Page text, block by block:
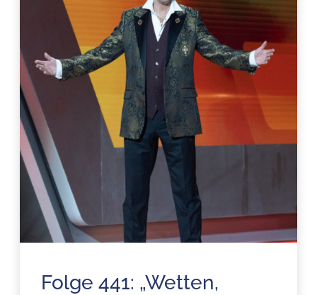
Folge 441: „Wetten,